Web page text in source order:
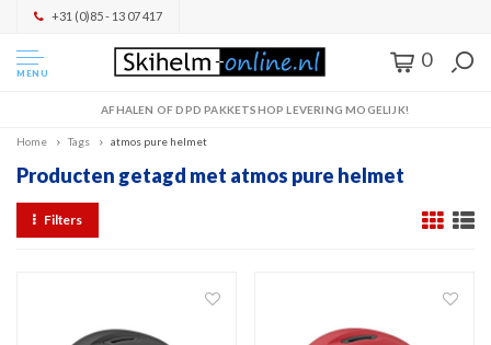
+31 (0)85 - 13 07 417
MENU
0
AFHALEN OF DPD PAKKETSHOP LEVERING MOGELIJK!
Home Tags atmos pure helmet
Producten getagd met atmos pure helmet
Filters